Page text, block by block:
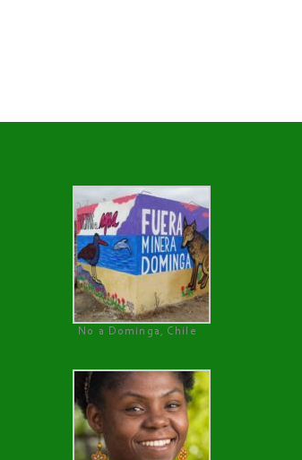
No a Dominga, Chile